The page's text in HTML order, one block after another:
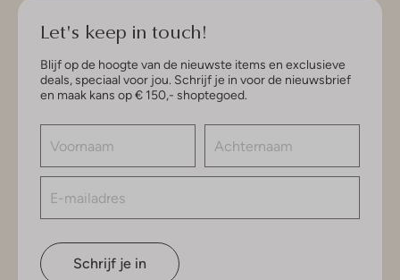
Let's keep in touch!
Blijf op de hoogte van de nieuwste items en exclusieve
deals, speciaal voor jou. Schrijf je in voor de nieuwsbrief
en maak kans op € 150,- shoptegoed.
Schrijf je in